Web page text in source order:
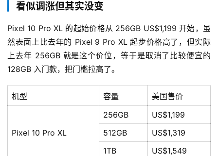
看似调涨但其实没变
Pixel 10 Pro XL 的起始价格从 256GB US$1,199 开始，虽
然表面上比去年的 Pixel 9 Pro XL 起步价格高了，但实际
上去年 256GB 就是这个价位，等于是取消了比较便宜的
128GB 入门款，把门槛拉高了。
机型 容量 美国售价
Pixel 10 Pro XL
256GB
US$1,199
512GB
US$1,319
1TB
US$1,549